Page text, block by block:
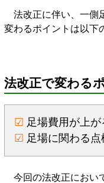
法改正に伴い、一側
変わるポイントは以下
法改正で変わる
☑ 足場費用が上が
☑ 足場に関わる
今回の法改正におい